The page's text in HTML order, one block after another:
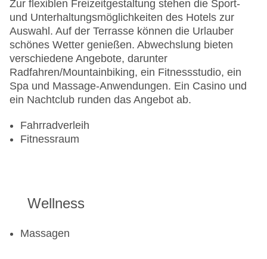
Zur flexiblen Freizeitgestaltung stehen die Sport-
und Unterhaltungsmöglichkeiten des Hotels zur
Auswahl. Auf der Terrasse können die Urlauber
schönes Wetter genießen. Abwechslung bieten
verschiedene Angebote, darunter
Radfahren/Mountainbiking, ein Fitnessstudio, ein
Spa und Massage-Anwendungen. Ein Casino und
ein Nachtclub runden das Angebot ab.
Fahrradverleih
Fitnessraum
Wellness
Massagen